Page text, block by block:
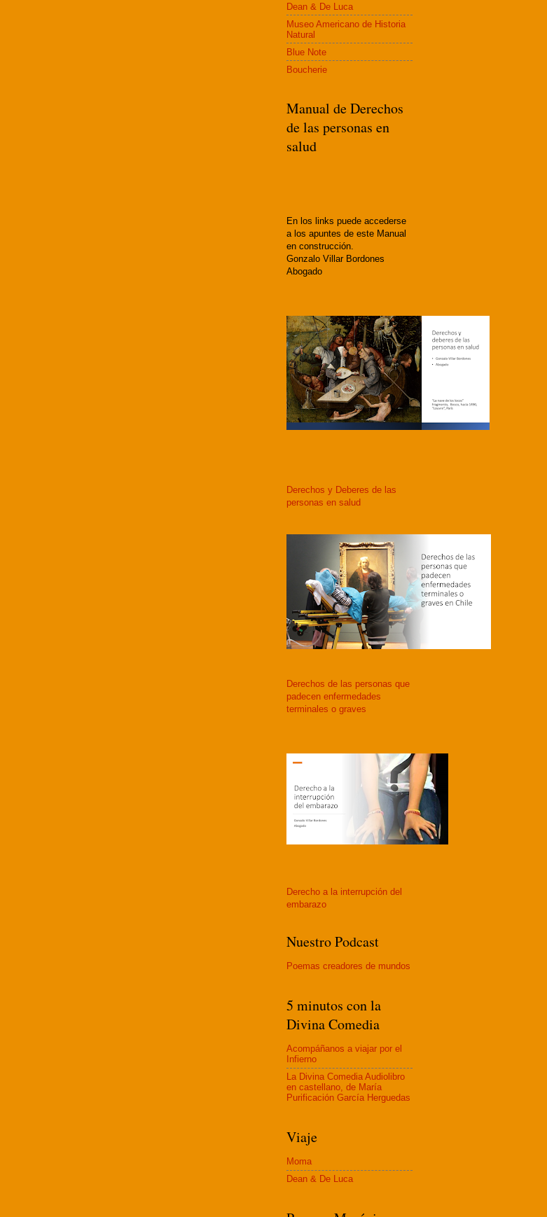
Dean & De Luca
Museo Americano de Historia
Natural
Blue Note
Boucherie
Manual de Derechos
de las personas en
salud
En los links puede accederse
a los apuntes de este Manual
en construcción.
Gonzalo Villar Bordones
Abogado
Derechos y Deberes de las
personas en salud
Derechos de las personas que
padecen enfermedades
terminales o graves
Derecho a la interrupción del
embarazo
Nuestro Podcast
Poemas creadores de mundos
5 minutos con la
Divina Comedia
Acompáñanos a viajar por el
Infierno
La Divina Comedia Audiolibro
en castellano, de María
Purificación García Herguedas
Viaje
Moma
Dean & De Luca